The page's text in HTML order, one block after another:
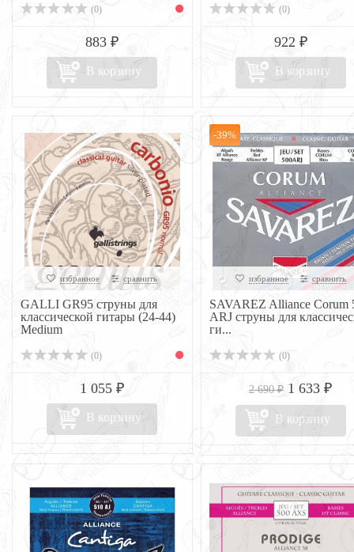
(0)
883 ₽
В корзину
(0)
922 ₽
В корзину
избранное сравнить
GALLI GR95 струны для
классической гитары (24-44)
Medium
(0)
1 055 ₽
В корзину
-39%
избранное сравнить
SAVAREZ Alliance Corum
ARJ струны для
ги...
(0)
2 690 ₽ 1 633 ₽
В корзину